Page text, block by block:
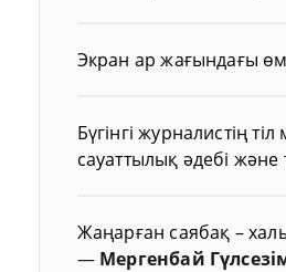
Экран ар жағындағы
Бүгінгі журналистің
сауаттылық әдебі және
Жаңарған саябақ –
— Мергенбай